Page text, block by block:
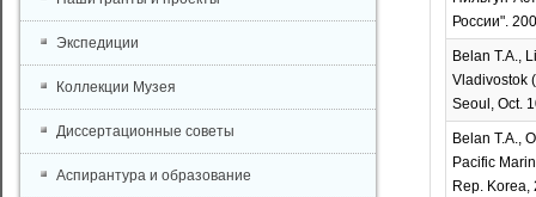
России".
Belan T.A.,
Vladivostok
Seoul, Oct.
Belan T.A.,
Pacific
Rep. Korea,
Экспедиции
Коллекции Музея
Диссертационные советы
Аспирантура и образование